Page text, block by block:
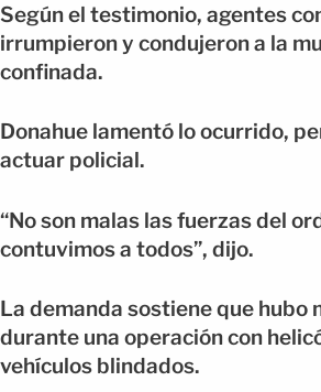
Según el testimonio, agentes
irrumpieron y condujeron a la
confinada.
Donahue lamentó lo ocurrido,
actuar policial.
“No son malas las fuerzas del
contuvimos a todos”, dijo.
La demanda sostiene que
durante una operación con
vehículos blindados.